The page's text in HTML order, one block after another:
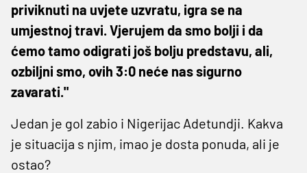
priviknuti na uvjete uzvratu, igra se na
umjestnoj travi. Vjerujem da smo bolji i da
ćemo tamo odigrati još bolju predstavu, ali,
ozbiljni smo, ovih 3:0 neće nas sigurno
zavarati."
Jedan je gol zabio i Nigerijac Adetundji. Kakva
je situacija s njim, imao je dosta ponuda, ali je
ostao?